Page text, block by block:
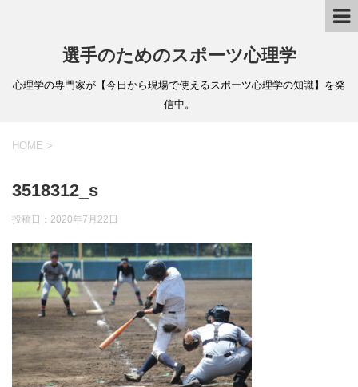
選手のためのスポーツ心理学
心理学の専門家が【今日から現場で使えるスポーツ心理学の知識】を発
信中。
HOME >
3518312_s
投稿日： 2020年7月22日